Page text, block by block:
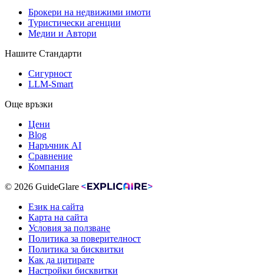
Брокери на недвижими имоти
Туристически агенции
Медии и Автори
Нашите Стандарти
Сигурност
LLM-Smart
Още връзки
Цени
Blog
Наръчник AI
Сравнение
Компания
© 2026 GuideGlare
Език на сайта
Карта на сайта
Условия за ползване
Политика за поверителност
Политика за бисквитки
Как да цитирате
Настройки бисквитки